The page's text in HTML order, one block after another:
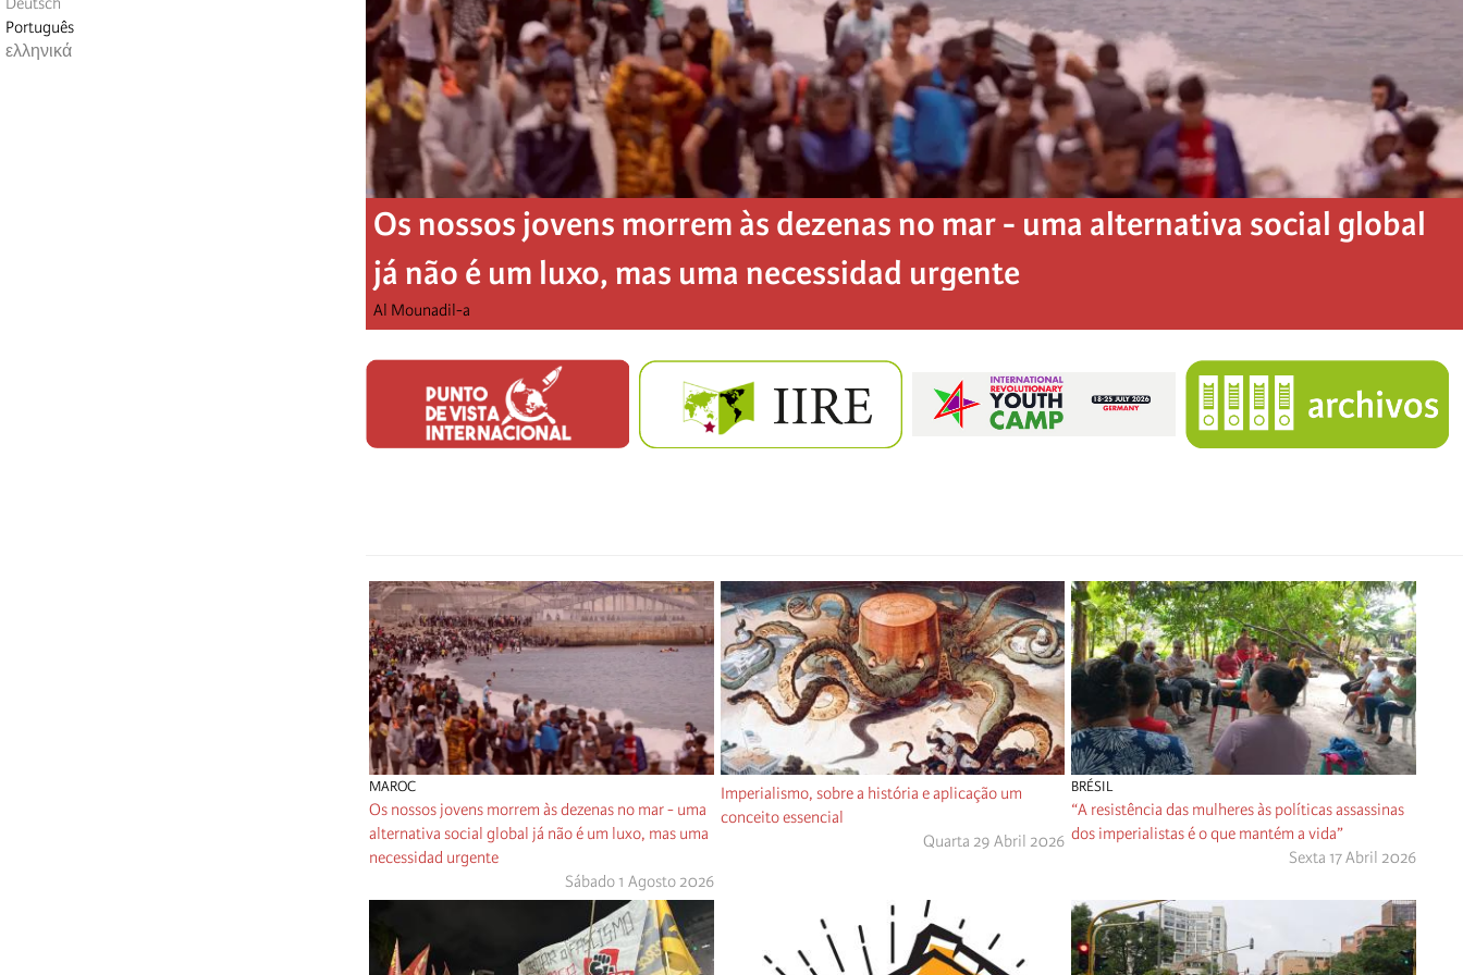
Português
ελληνικά
Os nossos jovens morrem às dezenas no mar - uma alternativa social global
já não é um luxo, mas uma necessidad urgente
Al Mounadil-a
MAROC
Os nossos jovens morrem às dezenas no mar - uma
alternativa social global já não é um luxo, mas uma
necessidad urgente
Sábado 1 Agosto 2026
Imperialismo, sobre a história e aplicação um
conceito essencial
Quarta 29 Abril 2026
BRÉSIL
“A resistência das mulheres às políticas assassinas
dos imperialistas é o que mantém a vida”
Sexta 17 Abril 2026